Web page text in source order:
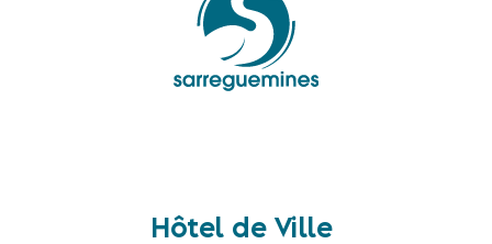
Hôtel de Ville